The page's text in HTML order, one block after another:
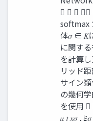
𝑋 𝑇 𝝃 𝝃
softmax
体𝜎 ∈ 𝐾
に関す
を計算
リッド
サイン
の幾何
を使用
𝜇 𝑡 𝑥𝜎 ,